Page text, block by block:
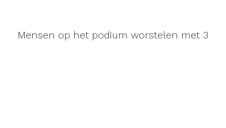
Mensen op het podium worstelen met 3